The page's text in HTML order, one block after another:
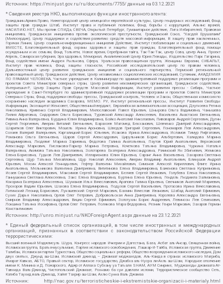
Источник: https://minjust.gov.ru/ru/documents/7755/данные на 03.12.2021
* Сведения реестра НКО, выполняющих функции иностранного агента:
Гражданин.Армия.Право, Нижегородский центр немецкой и европейской культуры, Центр гендерных исследований, Фонд
защиты прав граждан Штаб, Институт права и публичной политики, Фонд борьбы с коррупцией, Альянс врачей,
НАСИЛИЮ.НЕТ, Мы против СПИДа, СВЕЧА, Открытый Петербург, Гуманитарное действие, Лига Избирателей, Правовая
инициатива, Гражданская инициатива против экологической преступности, Гражданский Союз, "Хасдей Ерушалаим"
(Милосердие), Центр поддержки и содействия развитию средств массовой информации, В защиту прав заключенных,
Горячая Линия, Центр социально-информационных инициатив Действие, Институт глобализации и социальных движений,
ВМЕСТЕ, Благотворительный фонд охраны здоровья и защиты прав граждан, Благотворительный фонд помощи
осужденным и их семьям, Фонд Тольятти, Новое время, Серебряная тайга, Так-Так-Так, центр Сова, центр Анна, Проект
Апрель, Самарская губерния, Эра здоровья, Мемориал, Аналитический Центр Юрия Левады, Издательство Парк Гагарина,
Фонд содействия имени Андрея Рылькова, Сфера, Уральская правозащитная группа, Женщины Евразии, СИБАЛЬТ,
Институт прав человека, Фонд защиты гласности, Российский исследовательский центр по правам человека,
Дальневосточный центр развития гражданских инициатив и социального партнерства, Пермский региональный
правозащитный центр, Гражданское действие, Центр независимых социологических исследований, Сутяжник, АКАДЕМИЯ
ПО ПРАВАМ ЧЕЛОВЕКА, Частное учреждение в Калининграде по административной поддержке реализации программ и
проектов Совета Министров северных стран, Центр развития некоммерческих организаций, Гражданское содействие,
Интернешнл-Р, Центр Защиты Прав Средств Массовой Информации, Институт развития прессы - Сибирь, Частное
учреждение в Санкт-Петербурге по административной поддержке реализации программ и проектов Совета Министров
Северных Стран, Фонд поддержки свободы прессы, Гражданский контроль, Человек и Закон, Общественная комиссия по
сохранению наследия академика Сахарова, МЕМО. РУ, Институт региональной прессы, Институт Развития Свободы
Информации, Экозащита!-Женсовет, Общественный вердикт, Евразийская антимонопольная ассоциация, Дзугкоева Регина
Николаевна, Кривенко Сергей Владимирович, Милославский Павел Юрьевич, Шнырова Ольга Вадимовна, Чанышева
Лилия Айратовна, Сидорович Ольга Борисовна, Туровский Александр Алексеевич, Васильева Анастасия Евгеньевна,
Ривина Анна Валерьевна, Бурдина Юлия Владимировна, Бойко Анатолий Николаевич, Пивоваров Андрей Сергеевич, Дугин
Сергей Георгиевич, Аверин Виталий Евгеньевич, Барахоев Магомед Бекханович, Шевченко Дмитрий Александрович,
Шарипков Олег Викторович, Мошель Ирина Ароновна, Шведов Григорий Сергеевич, Пономарев Лев Александрович,
Созаев Валерий Валерьевич, Каргалицкий Борис Юльевич, Исакова Ирина Александровна, Исламов Тимур Рифгатович,
Романова Ольга Евгеньевна, Щаров Сергей Алексадрович, Цирульников Борис Альбертович, Халидова Марина
Владимировна, Людевиг Марина Зариевна, Федотова Галина Анатольевна, Паутов Юрий Анатольевич, Верховский
Александр Маркович, Пислакова-Паркер Марина Петровна, Кочеткова Татьяна Владимировна, Чуркина Наталья
Валерьевна, Акимова Татьяна Николаевна, Золотарева Екатерина Александровна, Рачинский Ян Збигневич, Жемкова
Елена Борисовна, Гудков Лев Дмитриевич, Илларионова Юлия Юрьевна, Саранг Анна Васильевна, Захарова Светлана
Сергеевна, Щур Татьяна Михайловна, Щур Николай Алексеевич, Аверин Владимир Анатольевич, Блинушов Андрей
Юрьевич, Мосин Алексей Геннадьевич, Гефтер Валентин Михайлович, Симонов Алексей Кириллович, Флиге Ирина
Анатольевна, Мельникова Валентина Дмитриевна, Вититинова Елена Владимировна, Баженова Светлана Куприяновна,
Исаев Сергей Владимирович, Максимов Сергей Владимирович, Беляев Сергей Иванович, Голубева Елена Николаевна,
Ганнушкина Светлана Алексеевна, Закс Елена Владимировна, Буртина Елена Юрьевна, Гендель Людмила Залмановна,
Кокорина Екатерина Алексеевна, Шуманов Илья Вячеславович, Арапова Галина Юрьевна, Свечников Анатолий Мариевич,
Прохоров Вадим Юрьевич, Шахова Елена Владимировна, Подузов Сергей Васильевич, Протасова Ирина Вячеславовна,
Литинский Леонид Борисович, Лукашевский Сергей Маркович, Бахмин Вячеслав Иванович, Шабад Анатолий Ефимович,
Сухих Дарья Николаевна, Орлов Олег Петрович, Добровольская Анна Дмитриевна, Королева Александра Евгеньевна,
Смирнов Владимир Александрович, Вицин Сергей Ефимович, Золотухин Борис Андреевич, Левинсон Лев Семенович,
Локшина Татьяна Иосифовна, Орлов Олег Петрович, Полякова Мара Федоровна, Резник Генри Маркович, Захаров Герман
Константинович
Источник: http://unro.minjust.ru/NKOForeignAgent.aspxданные на 23.12.2021
* Единый федеральный список организаций, в том числе иностранных и международных
организаций, признанных в соответствии с законодательством Российской Федерации
террористическими:
Высший военный Маджлисуль Шура, Конгресс народов Ичкерии и Дагестана, База, Асбат аль-Ансар, Священная война,
Исламская группа, Братья-мусульмане, Партия исламского освобождения, Лашкар-И-Тайба, Исламская группа, Движение
Талибан, Исламская партия Туркестана, Общество социальных реформ, Общество возрождения исламского наследия, Дом
двух святых, Джунд аш-Шам, Исламский джихад – Джамаат моджахедов, Аль-Каида в странах исламского Магриба,
Имарат Кавказ, АБТО, Правый сектор, Исламское государство, Джабха аль-Нусра ли-Ахль аш-Шам, Народное ополчение
имени К. Минина и Д. Пожарского, Аджр от Аллаха Субхану уа Тагьаля SHAM, АУМ Синрике, Муджахеды джамаата Ат-
Тавхида Валь-Джихад, Чистопольский Джамаат, Рохнамо ба суи давлати исломи, Террористическое сообщество Сеть,
Катиба Таухид валь-Джихад, Хайят Тахрир аш-Шам, Ахлю Сунна Валь Джамаа
Источник: http://nac.gov.ru/terroristicheskie-i-ekstremistskie-organizacii-i-materialy.html